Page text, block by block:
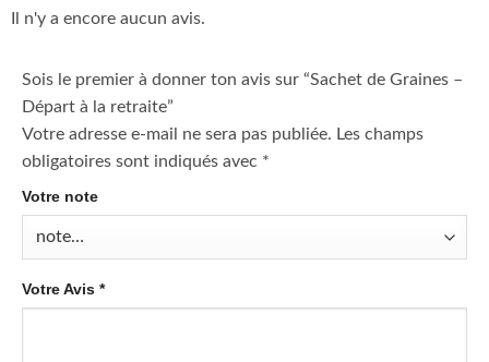
Il n'y a encore aucun avis.
Sois le premier à donner ton avis sur “Sachet de Graines –
Départ à la retraite”
Votre adresse e-mail ne sera pas publiée. Les champs
obligatoires sont indiqués avec *
Votre note
Votre Avis *